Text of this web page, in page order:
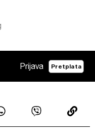
Prijava Pretplata